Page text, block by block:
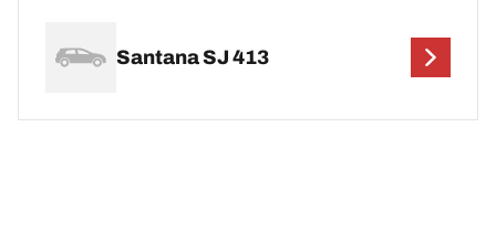
Santana SJ 413